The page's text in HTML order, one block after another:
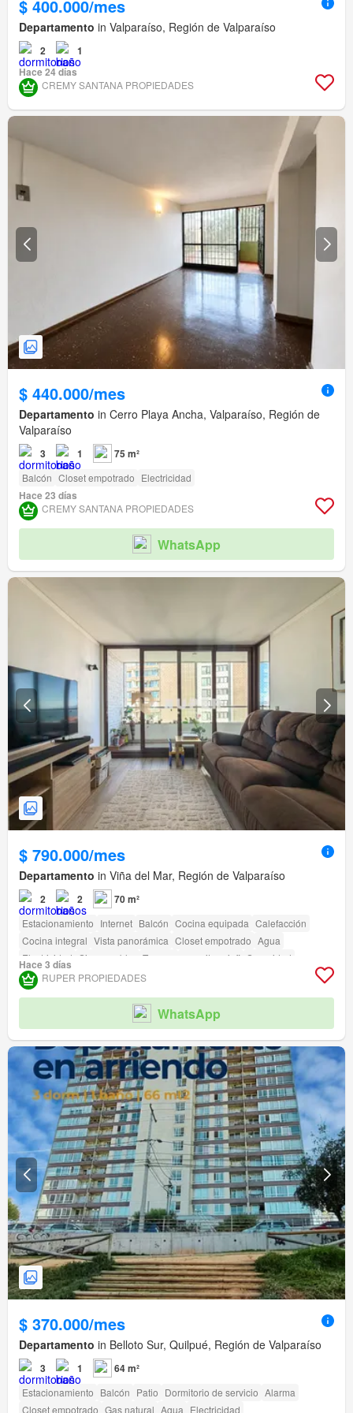
$ 400.000/mes
Departamento in Valparaíso, Región de Valparaíso
2
1
Hace 24 días
CREMY SANTANA PROPIEDADES
$ 440.000/mes
Departamento in Cerro Playa Ancha, Valparaíso, Región de
Valparaíso
3 1 75 m²
Balcón Closet empotrado Electricidad
Hace 23 días
CREMY SANTANA PROPIEDADES
WhatsApp
$ 790.000/mes
Departamento in Viña del Mar, Región de Valparaíso
2 2 70 m²
Estacionamiento Internet Balcón Cocina equipada Calefacción
Cocina integral Vista panorámica Closet empotrado Agua
Electricidad Sin amueblar Terraza amenity_wi_fi Seguridad
Gimnasio Piscina Ascensor
Acceso para personas con discapacidad
Hace 3 días
RUPER PROPIEDADES
WhatsApp
$ 370.000/mes
Departamento in Belloto Sur, Quilpué, Región de Valparaíso
3 1 64 m²
Estacionamiento Balcón Patio Dormitorio de servicio Alarma
Closet empotrado Gas natural Agua Electricidad